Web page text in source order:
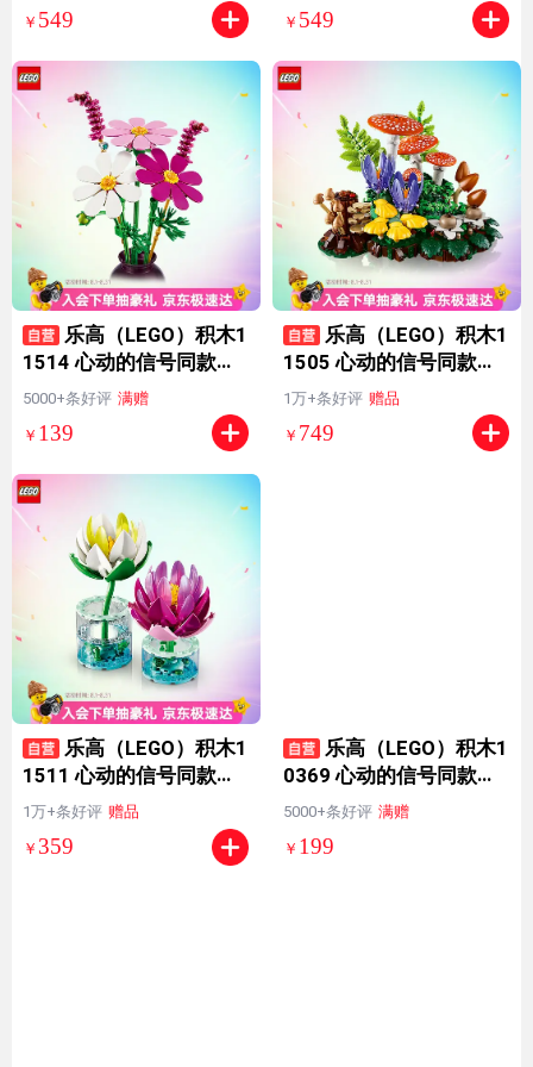
￥ 549 ￥ 549
乐高（LEGO）积木1
1514 心动的信号同款波
斯菊男女孩儿童玩具七夕
5000+条好评 满赠
￥ 139
乐高（LEGO）积木1
1505 心动的信号同款林
间蘑菇男女孩玩具七夕情
1万+条好评 赠品
￥ 749
乐高（LEGO）积木1
1511 心动的信号同款睡
莲男女孩儿童玩具七夕情
1万+条好评 赠品
￥ 359
乐高（LEGO）积木1
0369 心动的信号同款傲
骨梅永生花男女孩玩具七
5000+条好评 满赠
￥ 199